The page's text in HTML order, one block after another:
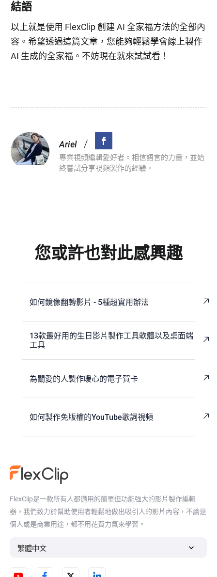
結語
以上就是使用 FlexClip 創建 AI 全家福方法的全部內
容。希望透過這篇文章，您能夠輕鬆學會線上製作
AI 生成的全家福。不妨現在就來試試看！
Ariel /
專業視頻編輯愛好者。相信語言的力量，並始
終嘗試分享視頻製作的經驗。
您或許也對此感興趣
如何鏡像翻轉影片 - 5種超實用辦法
13款最好用的生日影片製作工具軟體以及桌面端
工具
為關愛的人製作暖心的電子賀卡
如何製作免版權的YouTube歌詞視頻
FlexClip是一款所有人都適用的簡單但功能強大的影片製作編輯
器。我們致力於幫助使用者輕鬆地做出吸引人的影片內容，不論是
個人或是商業用途，都不用花費力氣來學習。
繁體中文